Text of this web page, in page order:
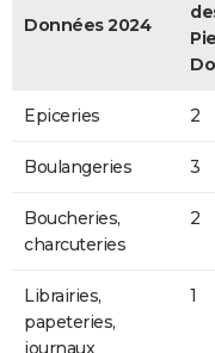
Données 2024
Epiceries 2
Boulangeries 3
Boucheries,
charcuteries
2
Librairies,
papeteries,
journaux
1